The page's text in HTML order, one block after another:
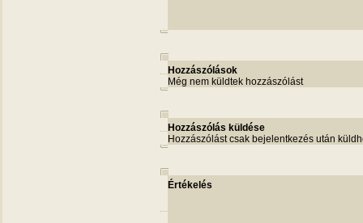
Hozzászólások
Még nem küldtek hozzászólást
Hozzászólás küldése
Hozzászólást csak bejelentkezés után
Értékelés